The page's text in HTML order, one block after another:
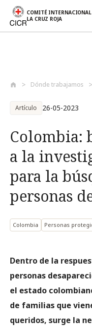
COMITÉ
LA CRUZ ROJA
Dónde trabajamos
Artículo 26-05-2023
Colombia:
a la
para la
personas
Colombia Personas
Dentro de la
personas
el estado
de familias que
queridos, surge la